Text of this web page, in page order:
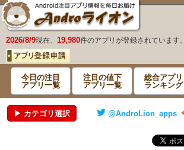
2026/8/9現在、 19,980件のアプリが登録されています。
今日の注目
アプリ一覧
注目の値下
アプリ一覧
総合アプリ
ランキング
▶ カテゴリ選択 @AndroLion_apps